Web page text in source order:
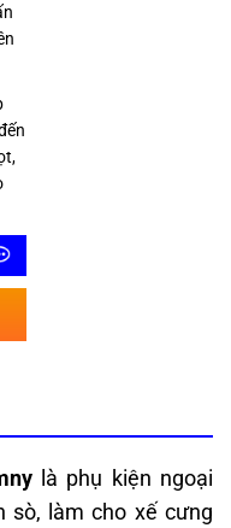
là phụ kiện ngoại
sò, làm cho xế cưng